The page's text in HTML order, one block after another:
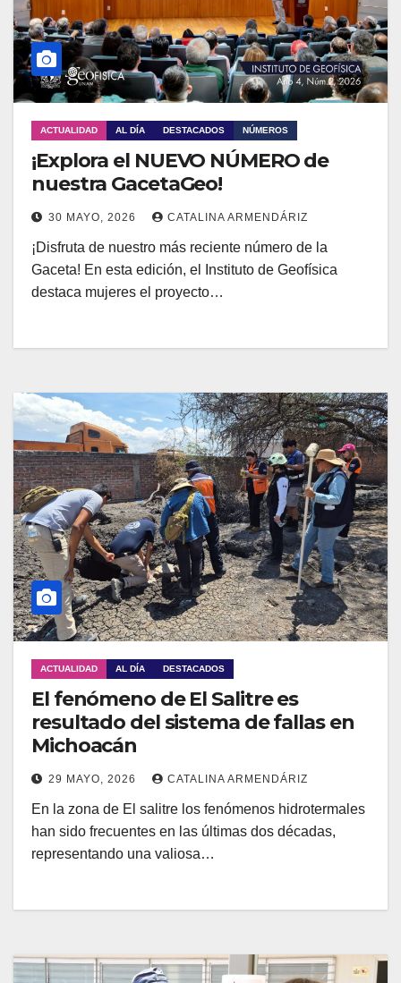
ACTUALIDAD AL DÍA DESTACADOS NÚMEROS
¡Explora el NUEVO NÚMERO de
nuestra GacetaGeo!
30 MAYO, 2026 CATALINA ARMENDÁRIZ
¡Disfruta de nuestro más reciente número de la
Gaceta! En esta edición, el Instituto de Geofísica
destaca mujeres el proyecto…
ACTUALIDAD AL DÍA DESTACADOS
El fenómeno de El Salitre es
resultado del sistema de fallas en
Michoacán
29 MAYO, 2026 CATALINA ARMENDÁRIZ
En la zona de El salitre los fenómenos hidrotermales
han sido frecuentes en las últimas dos décadas,
representando una valiosa…